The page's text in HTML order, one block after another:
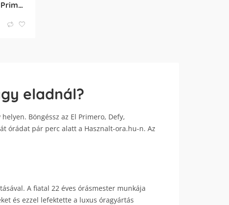
Zenith Port Royal V El Primero Chronograph
eladnál?
Böngéssz az El Primero, Defy,
órádat pár perc alatt a Hasznalt-ora.hu-n. Az
A fiatal 22 éves órásmester munkája
és ezzel lefektette a luxus óragyártás